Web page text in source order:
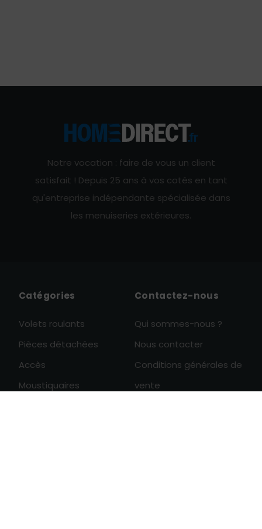
Notre vocation : faire de vous un client
satisfait ! Depuis 25 ans à vos cotés en tant
qu'entreprise indépendante spécialisée dans
les menuiseries extérieures.
Catégories
Volets roulants
Pièces détachées
Accès
Moustiquaires
Contactez-nous
Qui sommes-nous ?
Nous contacter
Conditions générales de
vente